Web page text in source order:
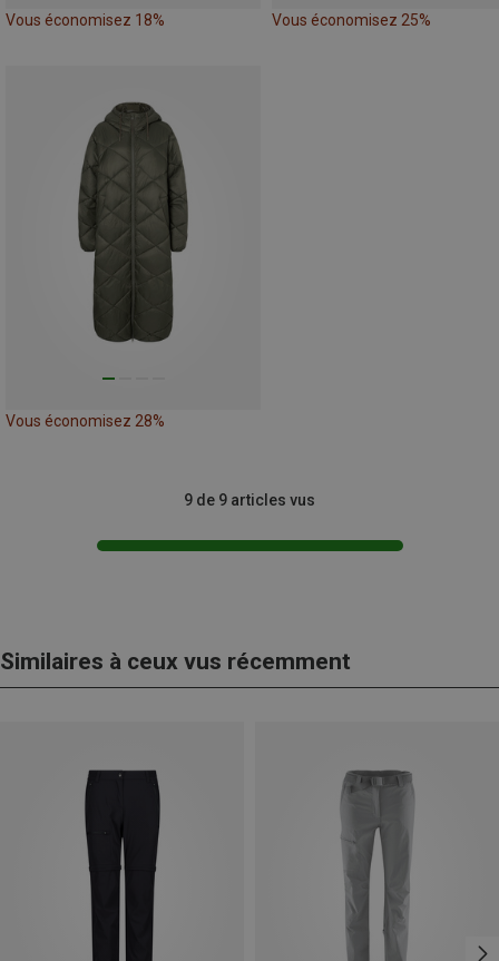
Vous économisez 18% Vous économisez 25%
Vous économisez 28%
9 de 9 articles vus
Similaires à ceux vus récemment